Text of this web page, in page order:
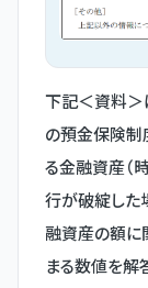
下記＜資料＞
の預金保険制
る金融資産（
行が破綻した
融資産の額に
まる数値を解